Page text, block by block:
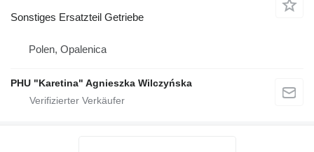
Sonstiges Ersatzteil Getriebe
Polen, Opalenica
PHU "Karetina" Agnieszka Wilczyńska